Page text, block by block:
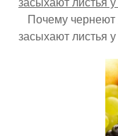
Почему чернеют
засыхают листья